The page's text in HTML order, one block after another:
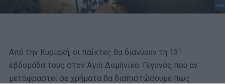
Από την Κυριακή, οι παίκτες θα διανύουν τη 13 η
εβδομάδα τους στον Άγιο Δομήνικο. Γεγονός που αν
μεταφραστεί σε χρήματα θα διαπιστώσουμε πως